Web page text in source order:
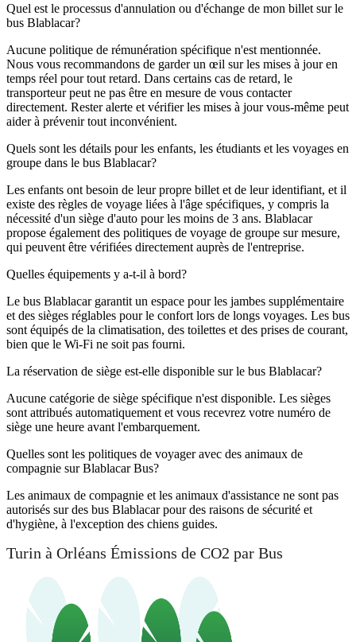
Quel est le processus d'annulation ou d'échange de mon billet sur le
bus Blablacar?
Aucune politique de rémunération spécifique n'est mentionnée.
Nous vous recommandons de garder un œil sur les mises à jour en
temps réel pour tout retard. Dans certains cas de retard, le
transporteur peut ne pas être en mesure de vous contacter
directement. Rester alerte et vérifier les mises à jour vous-même peut
aider à prévenir tout inconvénient.
Quels sont les détails pour les enfants, les étudiants et les voyages en
groupe dans le bus Blablacar?
Les enfants ont besoin de leur propre billet et de leur identifiant, et il
existe des règles de voyage liées à l'âge spécifiques, y compris la
nécessité d'un siège d'auto pour les moins de 3 ans. Blablacar
propose également des politiques de voyage de groupe sur mesure,
qui peuvent être vérifiées directement auprès de l'entreprise.
Quelles équipements y a-t-il à bord?
Le bus Blablacar garantit un espace pour les jambes supplémentaire
et des sièges réglables pour le confort lors de longs voyages. Les bus
sont équipés de la climatisation, des toilettes et des prises de courant,
bien que le Wi-Fi ne soit pas fourni.
La réservation de siège est-elle disponible sur le bus Blablacar?
Aucune catégorie de siège spécifique n'est disponible. Les sièges
sont attribués automatiquement et vous recevrez votre numéro de
siège une heure avant l'embarquement.
Quelles sont les politiques de voyager avec des animaux de
compagnie sur Blablacar Bus?
Les animaux de compagnie et les animaux d'assistance ne sont pas
autorisés sur des bus Blablacar pour des raisons de sécurité et
d'hygiène, à l'exception des chiens guides.
Turin à Orléans Émissions de CO2 par Bus